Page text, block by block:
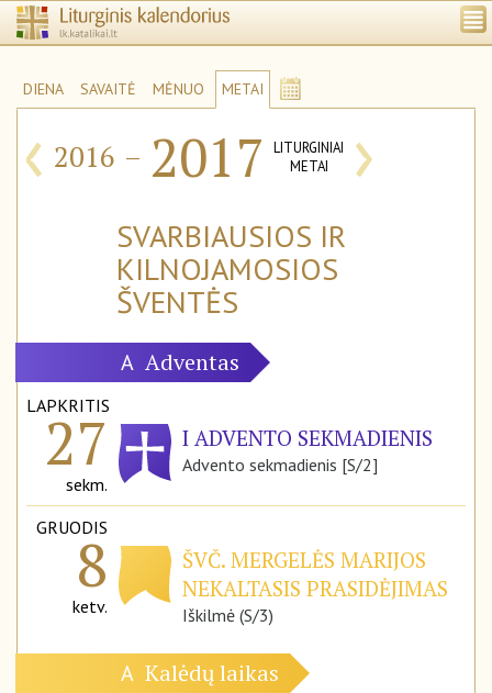
DIENA SAVAITĖ MĖNUO METAI
‹ 2016 – 2017
LITURGINIAI
METAI
›
SVARBIAUSIOS IR
KILNOJAMOSIOS
ŠVENTĖS
A Adventas
LAPKRITIS
27
sekm.
I ADVENTO SEKMADIENIS
Advento sekmadienis [S/2]
GRUODIS
8
ketv.
ŠVČ. MERGELĖS MARIJOS
NEKALTASIS PRASIDĖJIMAS
Iškilmė (S/3)
A Kalėdų laikas